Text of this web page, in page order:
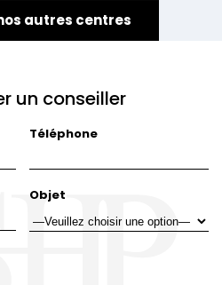
autres centres
un conseiller
Téléphone
Objet